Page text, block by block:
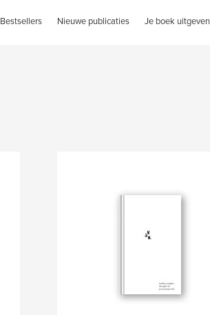
Bestsellers Nieuwe publicaties Je boek uitgeven